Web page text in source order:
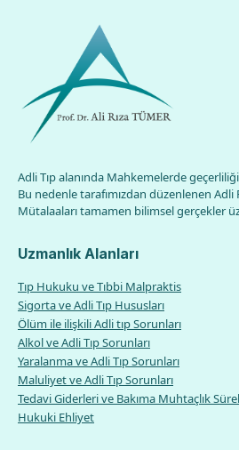
Adli Tıp alanında Mahkemelerde
Bu nedenle tarafımızdan düzenlenen Adli
Mütalaaları tamamen bilimsel gerçekler
Uzmanlık Alanları
Tıp Hukuku ve Tıbbi Malpraktis
Sigorta ve Adli Tıp Hususları
Ölüm ile ilişkili Adli tıp Sorunları
Alkol ve Adli Tıp Sorunları
Yaralanma ve Adli Tıp Sorunları
Maluliyet ve Adli Tıp Sorunları
Tedavi Giderleri ve Bakıma Muhtaçlık
Hukuki Ehliyet